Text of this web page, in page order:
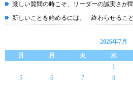
厳しい質問の時こそ、リーダーの誠実さが
新しいことを始めるには、「終わらせるこ
2026年7月
日
月 火 水
1
5
6 7 8